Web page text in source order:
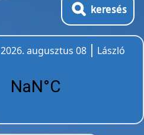
keresés
2026. augusztus 08
László